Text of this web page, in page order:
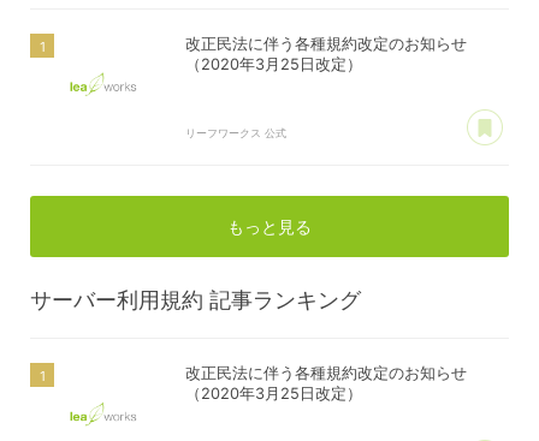
改正民法に伴う各種規約改定のお知らせ
（2020年3月25日改定）
リーフワークス 公式
もっと見る
サーバー利用規約 記事ランキング
改正民法に伴う各種規約改定のお知らせ
（2020年3月25日改定）